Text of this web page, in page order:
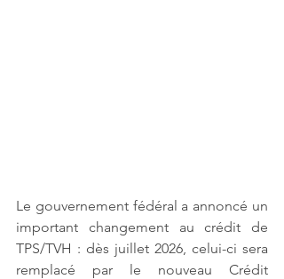
Le gouvernement fédéral a annoncé un
important changement au crédit de
TPS/TVH : dès juillet 2026, celui-ci sera
remplacé par le nouveau Crédit